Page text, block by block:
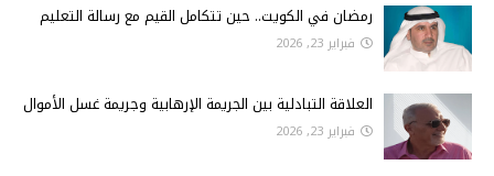
رمضان في الكويت.. حين تتكامل القيم مع رسالة التعليم
فبراير 23, 2026
العلاقة التبادلية بين الجريمة الإرهابية وجريمة غسل الأموال
فبراير 23, 2026